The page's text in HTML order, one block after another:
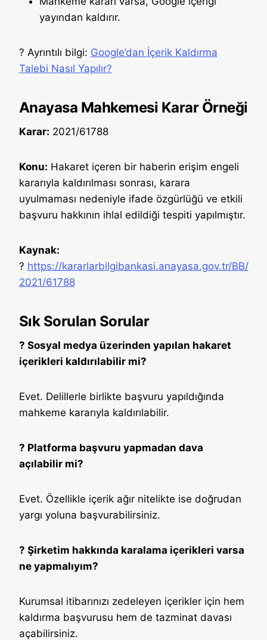
yayından kaldırır.
? Ayrıntılı bilgi: Google’dan İçerik Kaldırma
Talebi Nasıl Yapılır?
Anayasa Mahkemesi Karar Örneği
Karar: 2021/61788
Konu: Hakaret içeren bir haberin erişim engeli
kararıyla kaldırılması sonrası, karara
uyulmaması nedeniyle ifade özgürlüğü ve etkili
başvuru hakkının ihlal edildiği tespiti yapılmıştır.
Kaynak:
? https://kararlarbilgibankasi.anayasa.gov.tr/BB/
2021/61788
Sık Sorulan Sorular
? Sosyal medya üzerinden yapılan hakaret
içerikleri kaldırılabilir mi?
Evet. Delillerle birlikte başvuru yapıldığında
mahkeme kararıyla kaldırılabilir.
? Platforma başvuru yapmadan dava
açılabilir mi?
Evet. Özellikle içerik ağır nitelikte ise doğrudan
yargı yoluna başvurabilirsiniz.
? Şirketim hakkında karalama içerikleri varsa
ne yapmalıyım?
Kurumsal itibarınızı zedeleyen içerikler için hem
kaldırma başvurusu hem de tazminat davası
açabilirsiniz.